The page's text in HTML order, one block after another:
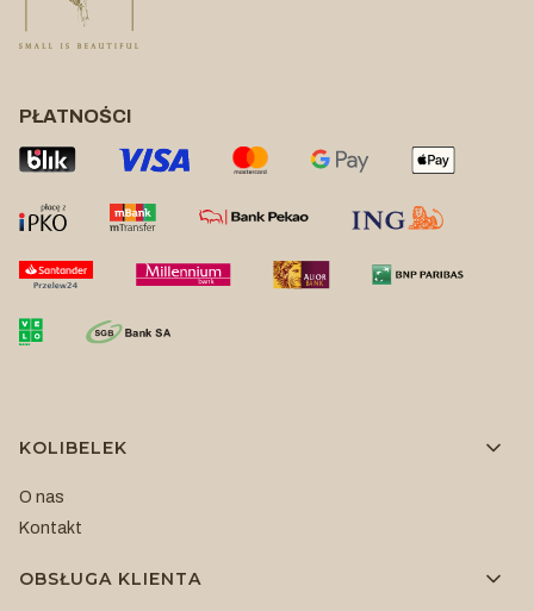
PŁATNOŚCI
Linki w stopce
KOLIBELEK
O nas
Kontakt
OBSŁUGA KLIENTA